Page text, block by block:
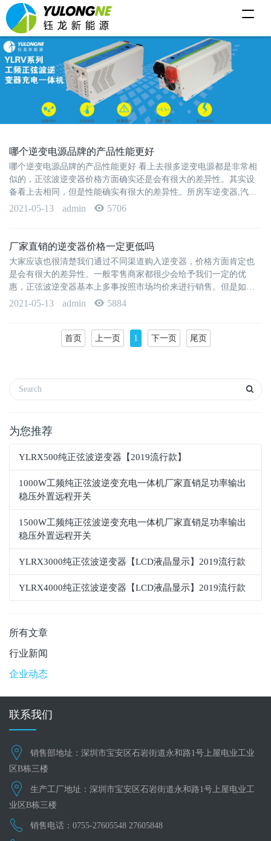
T
g
a
n
哪个逆变电源品牌的产品性能更好
哪个逆变电源品牌的产品性能更好 看上去很多逆变电源都是非常相
似的，正弦波逆变器价格方面确实还是会有很大的差异性。其实设
备看上去相同，但是性能确实有很大的差异性。所房车逆变器,汽车
逆变器以如果···
2021-05-13 admin 5706
厂家直销的逆变器价格一定更低吗
大家应该也很清楚我们通过不同渠道购入逆变器，价格方面肯定也
是会有很大的差异性。一般零售商家都很少会给予我们一定的优
惠，正弦波逆变器基本上多事按照市场均价来进行销售。但是如果
可以联系上大型的厂家合作，那···
2021-05-13 admin 5884
首页 上一页 1 下一页 尾页
为您推荐
YLRX500纯正弦波逆变器【2019流行款】
1000W工频纯正弦波逆变充电一体机厂家直销足功率输出
稳压外置远程开关
1500W工频纯正弦波逆变充电一体机厂家直销足功率输出
稳压外置远程开关
YLRX3000纯正弦波逆变器【LCD液晶显示】2019流行款
YLRX4000纯正弦波逆变器【LCD液晶显示】2019流行款
所有文章
行业新闻
企业动态
联系我们
销售部地址：深圳市宝安区石岩街道永和路1号上屋电业工业
区B栋三楼
生产工厂地址：深圳市宝安区石岩街道永和路1号上屋电业工
业区B栋三楼
销售电话：0755-27605548 27605848